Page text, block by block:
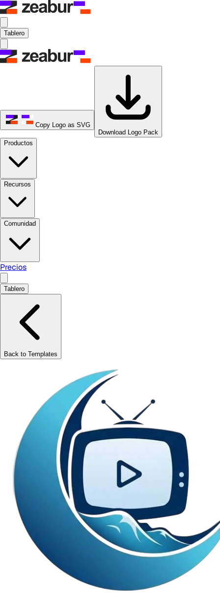
Tablero
Copy Logo as SVG
Download Logo Pack
Productos
Recursos
Comunidad
Precios
Tablero
Back to Templates